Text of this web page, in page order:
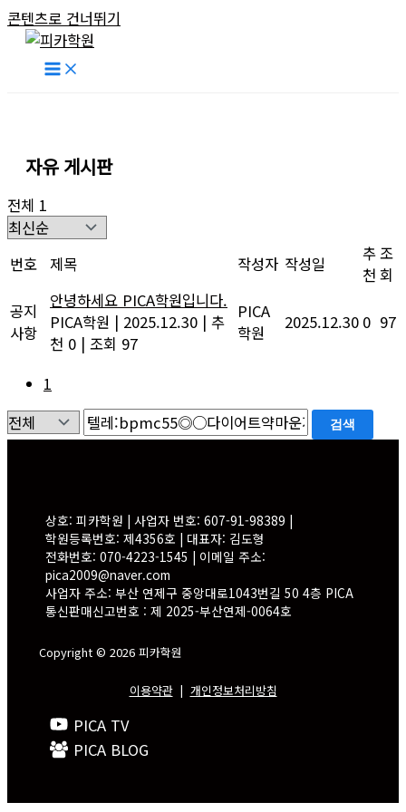
콘텐츠로 건너뛰기
자유 게시판
전체 1
번호 제목 작성자 작성일
추
천
조
회
공지
사항
안녕하세요 PICA학원입니다.
PICA학원 | 2025.12.30 | 추
천 0 | 조회 97
PICA
학원
2025.12.30 0 97
1
검색
상호: 피카학원 | 사업자 번호: 607-91-98389 |
학원등록번호: 제4356호 | 대표자: 김도형
전화번호: 070-4223-1545 | 이메일 주소:
pica2009@naver.com
사업자 주소: 부산 연제구 중앙대로1043번길 50 4층 PICA
통신판매신고번호 : 제 2025-부산연제-0064호
Copyright © 2026 피카학원
이용약관| 개인정보처리방침
PICA TV
PICA BLOG